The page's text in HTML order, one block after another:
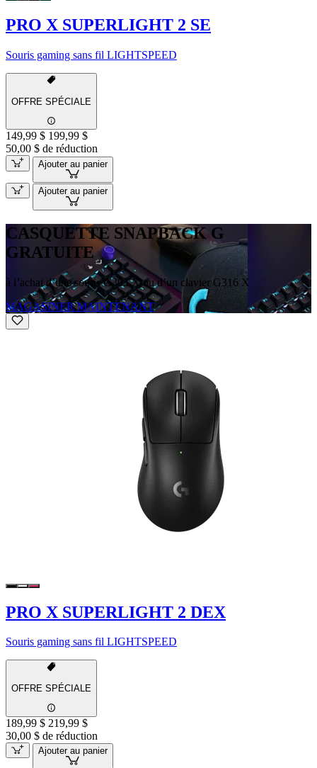
PRO X SUPERLIGHT 2 SE
Souris gaming sans fil LIGHTSPEED
OFFRE SPÉCIALE
149,99 $ 199,99 $
50,00 $ de réduction
Ajouter au panier
Ajouter au panier
CASQUETTE SNAPBACK G
GRATUITE
à l’achat d’une souris G305 X ou d’un clavier G316 X
MAGASINER MAINTENANT
PRO X SUPERLIGHT 2 DEX
Souris gaming sans fil LIGHTSPEED
OFFRE SPÉCIALE
189,99 $ 219,99 $
30,00 $ de réduction
Ajouter au panier